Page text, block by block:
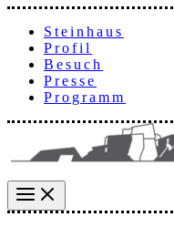
Steinhaus
Profil
Besuch
Presse
Programm